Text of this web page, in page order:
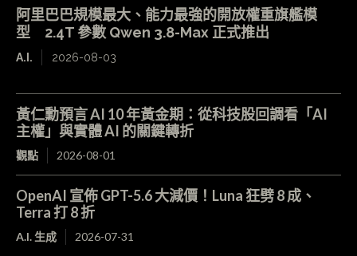
阿里巴巴規模最大、能力最強的開放權重旗艦模
型 2.4T 參數 Qwen 3.8-Max 正式推出
A.I. 2026-08-03
黃仁勳預言 AI 10 年黃金期：從科技股回調看「AI
主權」與實體 AI 的關鍵轉折
觀點 2026-08-01
OpenAI 宣佈 GPT-5.6 大減價！Luna 狂劈 8 成、
Terra 打 8 折
A.I. 生成 2026-07-31